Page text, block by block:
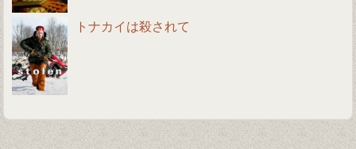
トナカイは殺されて